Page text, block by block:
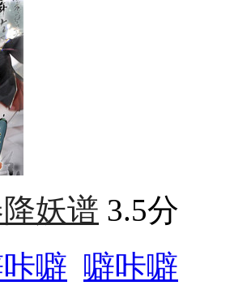
妖谱 3.5分
噼 噼咔噼